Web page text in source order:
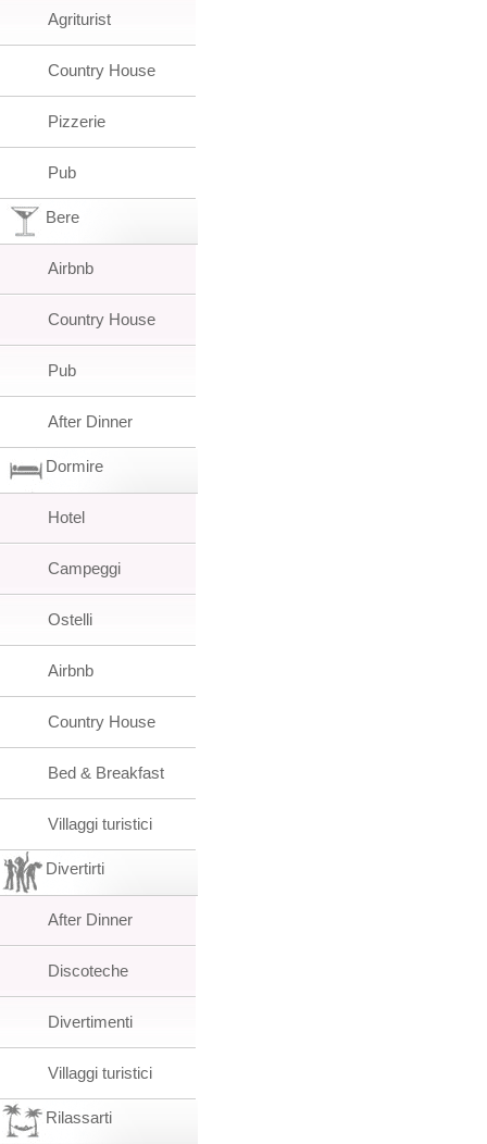
Agriturist
Country House
Pizzerie
Pub
Bere
Airbnb
Country House
Pub
After Dinner
Dormire
Hotel
Campeggi
Ostelli
Airbnb
Country House
Bed & Breakfast
Villaggi turistici
Divertirti
After Dinner
Discoteche
Divertimenti
Villaggi turistici
Rilassarti